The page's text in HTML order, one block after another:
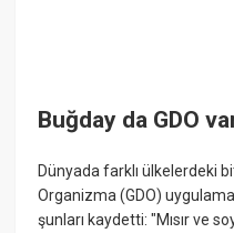
Buğday da GDO
Dünyada farklı ülkelerdeki
Organizma (GDO)
şunları kaydetti: "Mısır ve